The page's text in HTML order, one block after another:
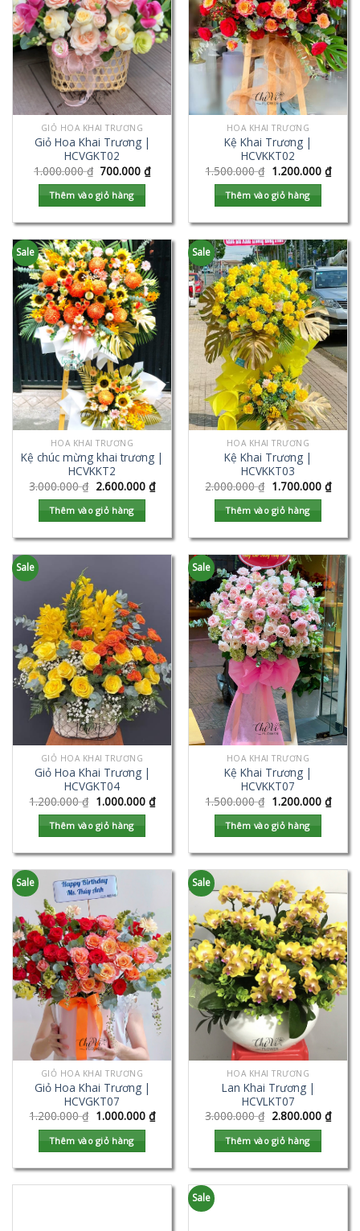
GIỎ HOA KHAI TRƯƠNG
Giỏ Hoa Khai Trương |
HCVGKT02
1.000.000₫ 700.000₫
Thêm vào giỏ hàng
HOA KHAI TRƯƠNG
Kệ Khai Trương |
HCVKKT02
1.500.000₫ 1.200.000 ₫
Thêm vào giỏ hàng
Sale
HOA KHAI TRƯƠNG
Kệ chúc mừng khai trương |
HCVKKT2
3.000.000₫ 2.600.000 ₫
Thêm vào giỏ hàng
Sale
HOA KHAI TRƯƠNG
Kệ Khai Trương |
HCVKKT03
2.000.000₫ 1.700.000 ₫
Thêm vào giỏ hàng
Sale
GIỎ HOA KHAI TRƯƠNG
Giỏ Hoa Khai Trương |
HCVGKT04
1.200.000₫ 1.000.000 ₫
Thêm vào giỏ hàng
Sale
HOA KHAI TRƯƠNG
Kệ Khai Trương |
HCVKKT07
1.500.000₫ 1.200.000 ₫
Thêm vào giỏ hàng
Sale
GIỎ HOA KHAI TRƯƠNG
Giỏ Hoa Khai Trương |
HCVGKT07
1.200.000₫ 1.000.000 ₫
Thêm vào giỏ hàng
Sale
HOA KHAI TRƯƠNG
Lan Khai Trương |
HCVLKT07
3.000.000₫ 2.800.000 ₫
Thêm vào giỏ hàng
Sale